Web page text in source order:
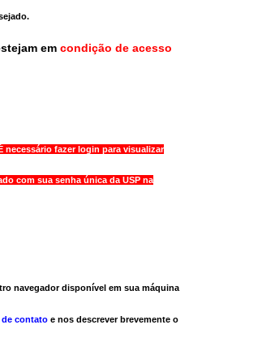
em condição de acesso
necessário fazer login para visualizar
com sua senha única da USP na
navegadordisponível em sua máquina
contato e nos descrever brevemente o